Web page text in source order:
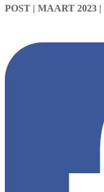
POST | MAART 2023 |